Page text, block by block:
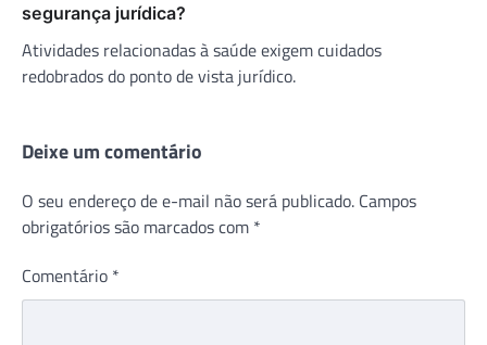
segurança jurídica?
Atividades relacionadas à saúde exigem cuidados
redobrados do ponto de vista jurídico.
Deixe um comentário
O seu endereço de e-mail não será publicado. Campos
obrigatórios são marcados com *
Comentário *